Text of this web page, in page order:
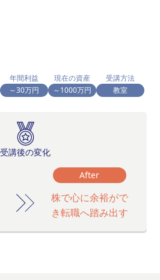
年間利益
～30万円
現在の資産
～1000万円
受講方法
教室
受講後の変化
After
株で心に余裕がで
き転職へ踏み出す